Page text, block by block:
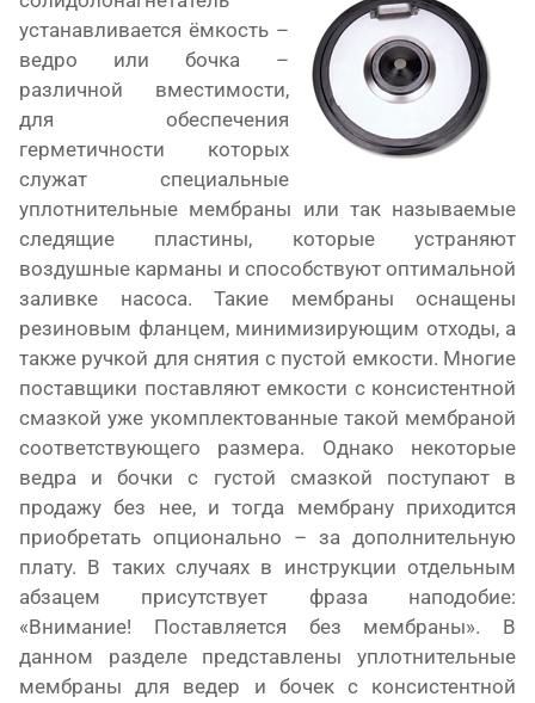
устанавливается ёмкость –
ведро или бочка –
различной вместимости,
для обеспечения
герметичности которых
служат специальные
уплотнительные мембраны или так называемые
следящие пластины, которые устраняют
воздушные карманы и способствуют оптимальной
заливке насоса. Такие мембраны оснащены
резиновым фланцем, минимизирующим отходы, а
также ручкой для снятия с пустой емкости. Многие
поставщики поставляют емкости с консистентной
смазкой уже укомплектованные такой мембраной
соответствующего размера. Однако некоторые
ведра и бочки с густой смазкой поступают в
продажу без нее, и тогда мембрану приходится
приобретать опционально – за дополнительную
плату. В таких случаях в инструкции отдельным
абзацем присутствует фраза наподобие:
«Внимание! Поставляется без мембраны». В
данном разделе представлены уплотнительные
мембраны для ведер и бочек с консистентной